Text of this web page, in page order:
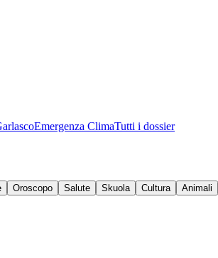
Emergenza ClimaTutti i dossier
Oroscopo Salute Skuola Cultura Animali